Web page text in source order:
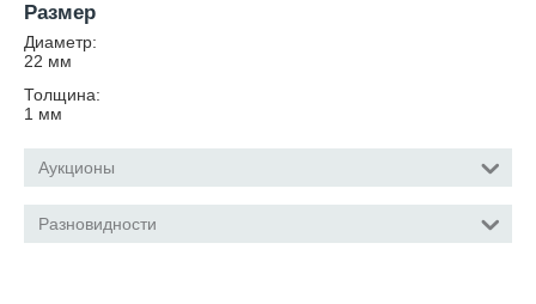
Размер
Диаметр:
22 мм
Толщина:
1 мм
Аукционы
Разновидности